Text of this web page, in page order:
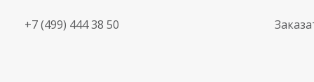
+7 (499) 444 38 50